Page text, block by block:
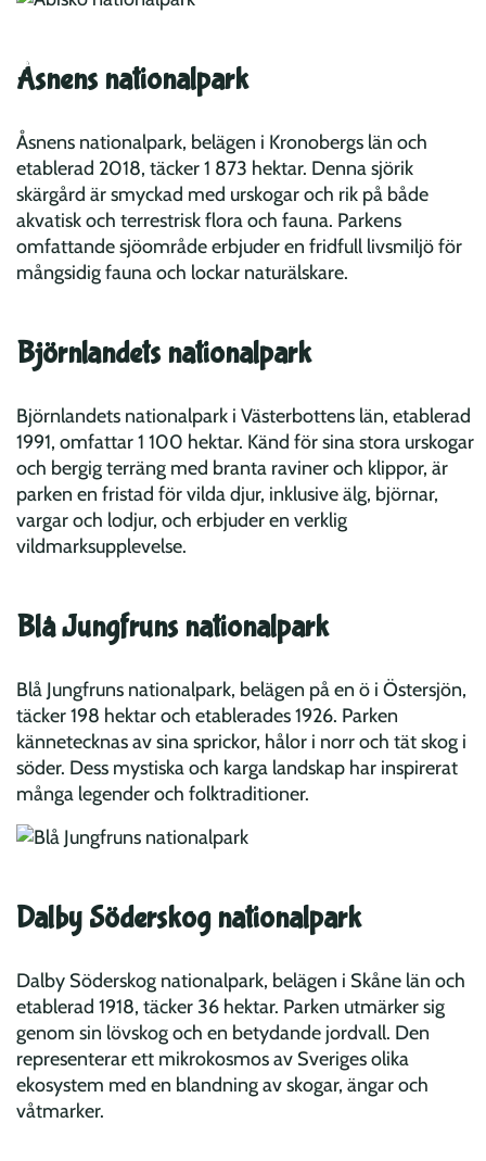
Åsnens nationalpark
Åsnens nationalpark, belägen i Kronobergs län och
etablerad 2018, täcker 1 873 hektar. Denna sjörik
skärgård är smyckad med urskogar och rik på både
akvatisk och terrestrisk flora och fauna. Parkens
omfattande sjöområde erbjuder en fridfull livsmiljö för
mångsidig fauna och lockar naturälskare.
Björnlandets nationalpark
Björnlandets nationalpark i Västerbottens län, etablerad
1991, omfattar 1 100 hektar. Känd för sina stora urskogar
och bergig terräng med branta raviner och klippor, är
parken en fristad för vilda djur, inklusive älg, björnar,
vargar och lodjur, och erbjuder en verklig
vildmarksupplevelse.
Blå Jungfruns nationalpark
Blå Jungfruns nationalpark, belägen på en ö i Östersjön,
täcker 198 hektar och etablerades 1926. Parken
kännetecknas av sina sprickor, hålor i norr och tät skog i
söder. Dess mystiska och karga landskap har inspirerat
många legender och folktraditioner.
Dalby Söderskog nationalpark
Dalby Söderskog nationalpark, belägen i Skåne län och
etablerad 1918, täcker 36 hektar. Parken utmärker sig
genom sin lövskog och en betydande jordvall. Den
representerar ett mikrokosmos av Sveriges olika
ekosystem med en blandning av skogar, ängar och
våtmarker.